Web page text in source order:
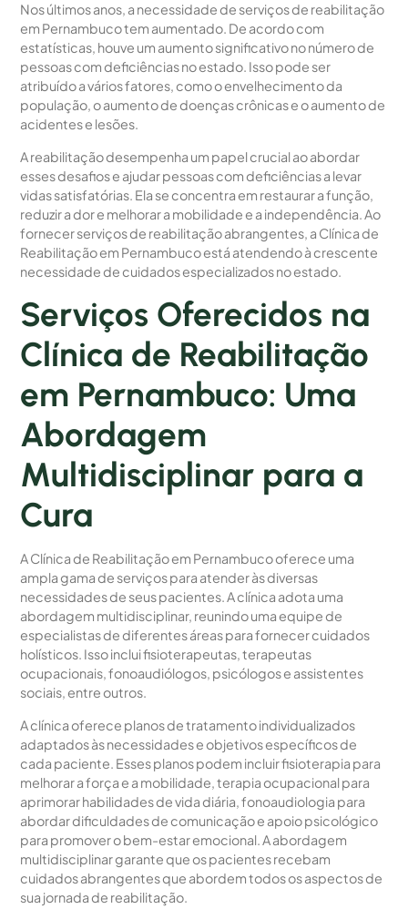
Nos últimos anos, a necessidade de serviços de reabilitação
em Pernambuco tem aumentado. De acordo com
estatísticas, houve um aumento significativo no número de
pessoas com deficiências no estado. Isso pode ser
atribuído a vários fatores, como o envelhecimento da
população, o aumento de doenças crônicas e o aumento de
acidentes e lesões.
A reabilitação desempenha um papel crucial ao abordar
esses desafios e ajudar pessoas com deficiências a levar
vidas satisfatórias. Ela se concentra em restaurar a função,
reduzir a dor e melhorar a mobilidade e a independência. Ao
fornecer serviços de reabilitação abrangentes, a Clínica de
Reabilitação em Pernambuco está atendendo à crescente
necessidade de cuidados especializados no estado.
Serviços Oferecidos na
Clínica de Reabilitação
em Pernambuco: Uma
Abordagem
Multidisciplinar para a
Cura
A Clínica de Reabilitação em Pernambuco oferece uma
ampla gama de serviços para atender às diversas
necessidades de seus pacientes. A clínica adota uma
abordagem multidisciplinar, reunindo uma equipe de
especialistas de diferentes áreas para fornecer cuidados
holísticos. Isso inclui fisioterapeutas, terapeutas
ocupacionais, fonoaudiólogos, psicólogos e assistentes
sociais, entre outros.
A clínica oferece planos de tratamento individualizados
adaptados às necessidades e objetivos específicos de
cada paciente. Esses planos podem incluir fisioterapia para
melhorar a força e a mobilidade, terapia ocupacional para
aprimorar habilidades de vida diária, fonoaudiologia para
abordar dificuldades de comunicação e apoio psicológico
para promover o bem-estar emocional. A abordagem
multidisciplinar garante que os pacientes recebam
cuidados abrangentes que abordem todos os aspectos de
sua jornada de reabilitação.